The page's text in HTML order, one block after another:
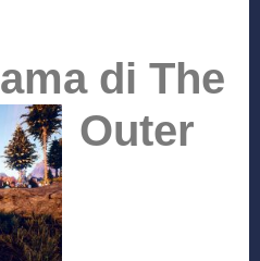
ama di The
Outer